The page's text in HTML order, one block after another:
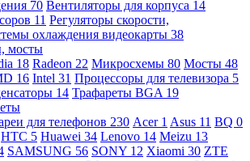
70 Вентиляторы для корпуса 14
11 Регуляторы скорости,
охлаждения видеокарты 38
мосты
18 Radeon 22 Микросхемы 80 Мосты 48
16 Intel 31 Процессоры для телевизора 5
14 Трафареты BGA 19
для телефонов 230 Acer 1 Asus 11 BQ 0
HTC 5 Huawei 34 Lenovo 14 Meizu 13
SAMSUNG 56 SONY 12 Xiaomi 30 ZTE